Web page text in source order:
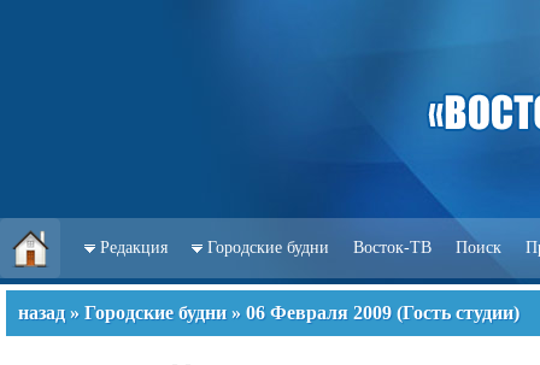
Редакция Городские будни Восток-ТВ Поиск
назад » Городские будни » 06 Февраля 2009 (Гость студии)